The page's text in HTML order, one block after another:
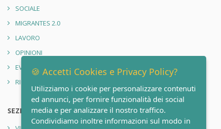
SOCIALE
MIGRANTES 2.0
LAVORO
OPINIONI
EVENTI
RIONE SANITÀ 2.0
SEZIONI
🍪 Accetti Cookies e Privacy Policy?
Utilizziamo i cookie per personalizzare contenuti
ed annunci, per fornire funzionalità dei social
media e per analizzare il nostro traffico.
Condividiamo inoltre informazioni sul modo in